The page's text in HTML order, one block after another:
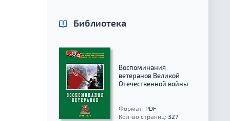
Библиотека
Воспоминания
ветеранов Великой
Отечественной войны
Формат: PDF
Кол-во страниц: 327